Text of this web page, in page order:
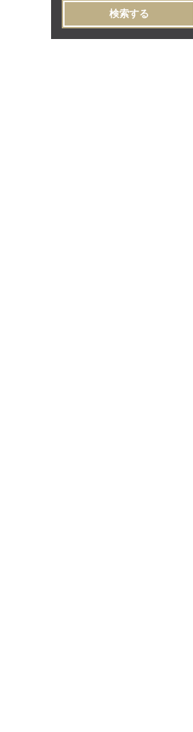
検索する